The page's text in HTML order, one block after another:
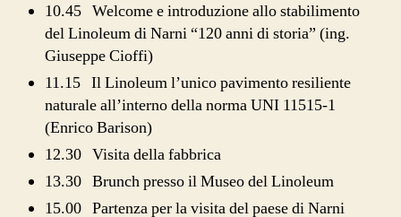
10.45 Welcome e introduzione allo stabilimento
del Linoleum di Narni “120 anni di storia” (ing.
Giuseppe Cioffi)
11.15 Il Linoleum l’unico pavimento resiliente
naturale all’interno della norma UNI 11515-1
(Enrico Barison)
12.30 Visita della fabbrica
13.30 Brunch presso il Museo del Linoleum
15.00 Partenza per la visita del paese di Narni